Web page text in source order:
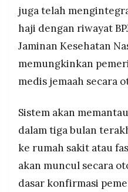
juga telah
haji dengan riwayat
Jaminan Kesehatan
memungkinkan
medis jemaah secara
Sistem akan
dalam tiga bulan
ke rumah sakit atau
akan muncul secara
dasar konfirmasi